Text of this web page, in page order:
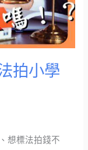
拍小學
想標法拍錢不